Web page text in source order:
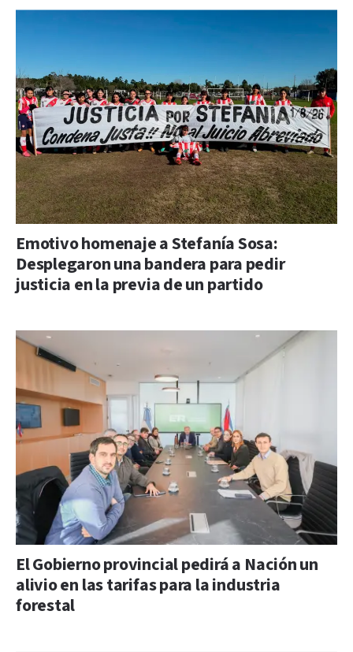
Emotivo homenaje a Stefanía Sosa:
Desplegaron una bandera para pedir
justicia en la previa de un partido
El Gobierno provincial pedirá a Nación un
alivio en las tarifas para la industria
forestal